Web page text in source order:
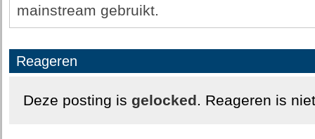
mainstream gebruikt.
Reageren
Deze posting is gelocked. Reageren is